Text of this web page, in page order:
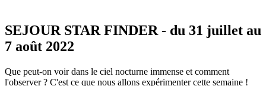
SEJOUR STAR FINDER - du 31 juillet au
7 août 2022
Que peut-on voir dans le ciel nocturne immense et comment
l'observer ? C'est ce que nous allons expérimenter cette semaine !